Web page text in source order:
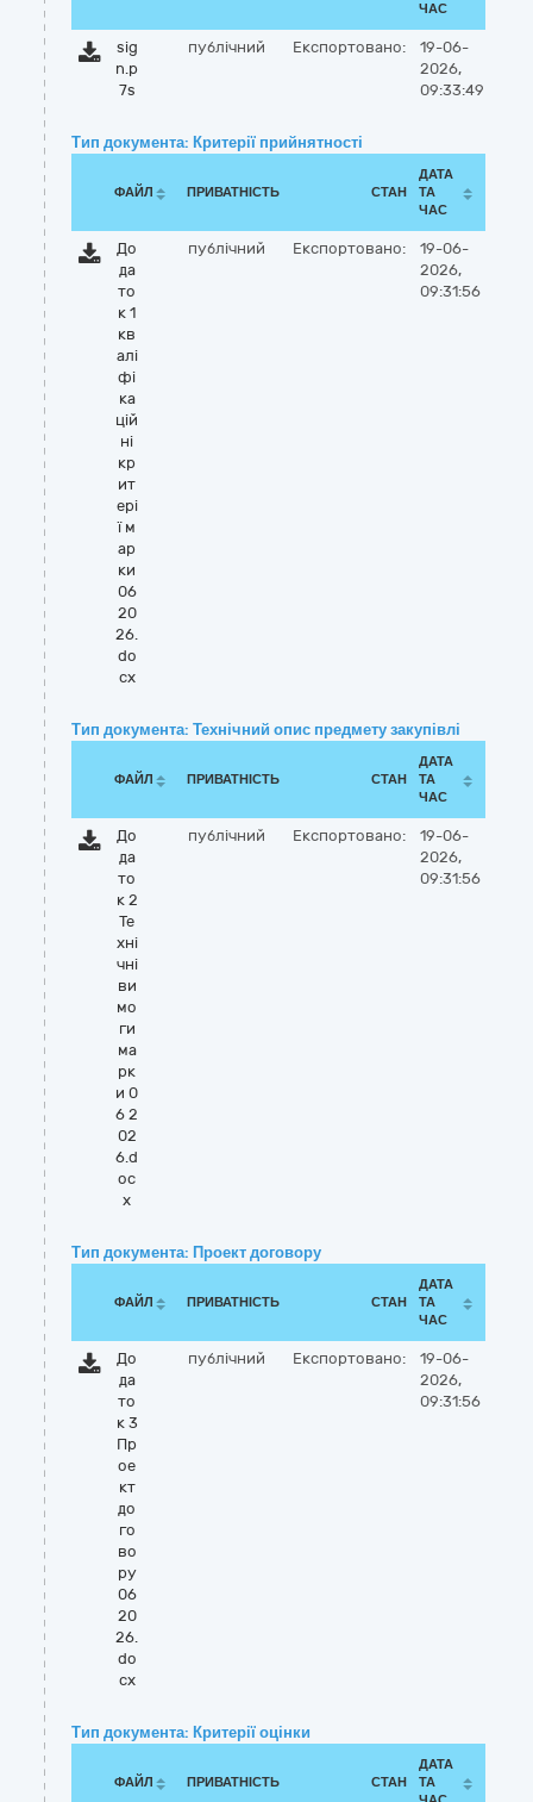
ЧАС
sig
n.p
7s
публічний Експортовано:
19-06-
2026,
09:33:49
Тип документа: Критерії прийнятності
ФАЙЛ ПРИВАТНІСТЬ СТАН
ДАТА
ТА
ЧАС
До
да
то
к 1
кв
алі
фі
ка
цій
ні
кр
ит
ері
ї м
ар
ки
06
20
26.
do
cx
публічний Експортовано:
19-06-
2026,
09:31:56
Тип документа: Технічний опис предмету закупівлі
ФАЙЛ ПРИВАТНІСТЬ СТАН
ДАТА
ТА
ЧАС
До
да
то
к 2
Те
хні
чні
ви
мо
ги
ма
рк
и 0
6 2
02
6.d
oc
x
публічний Експортовано:
19-06-
2026,
09:31:56
Тип документа: Проект договору
ФАЙЛ ПРИВАТНІСТЬ СТАН
ДАТА
ТА
ЧАС
До
да
то
к 3
Пр
ое
кт
до
го
во
ру
06
20
26.
do
cx
публічний Експортовано:
19-06-
2026,
09:31:56
Тип документа: Критерії оцінки
ФАЙЛ ПРИВАТНІСТЬ СТАН
ДАТА
ТА